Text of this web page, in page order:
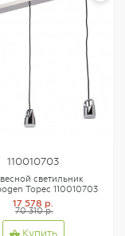
110010703
светильник
Торес 110010703
17 578 р.
70 310 р.
Купить